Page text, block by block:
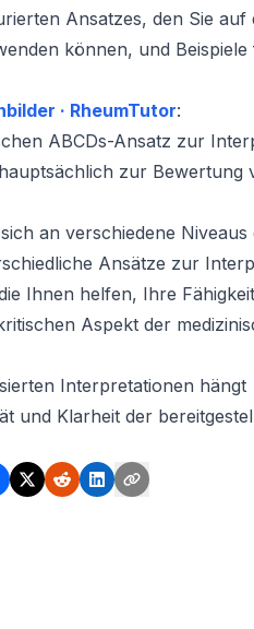
Ansatzes, den Sie auf
können, und
· RheumTutor:
ABCDs-Ansatz zur
zur Bewertung
an verschiedene Niveaus
Ansätze zur
Ihnen helfen, Ihre
Aspekt der
Interpretationen hängt
und Klarheit der